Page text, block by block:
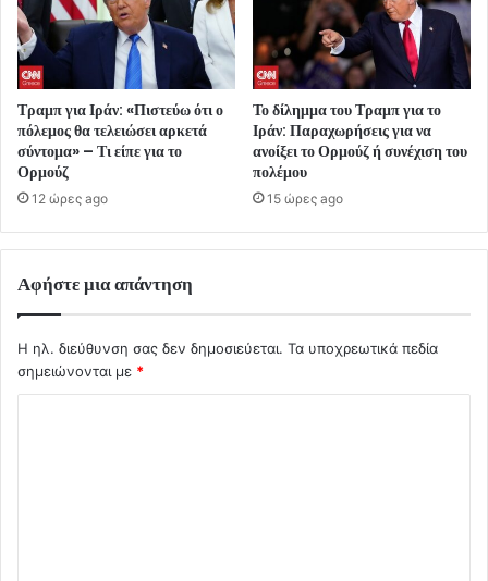
Τραμπ για Ιράν: «Πιστεύω ότι ο
πόλεμος θα τελειώσει αρκετά
σύντομα» – Τι είπε για το
Ορμούζ
12 ώρες ago
Το δίλημμα του Τραμπ για το
Ιράν: Παραχωρήσεις για να
ανοίξει το Ορμούζ ή συνέχιση του
πολέμου
15 ώρες ago
Αφήστε μια απάντηση
Η ηλ. διεύθυνση σας δεν δημοσιεύεται. Τα υποχρεωτικά πεδία
σημειώνονται με *